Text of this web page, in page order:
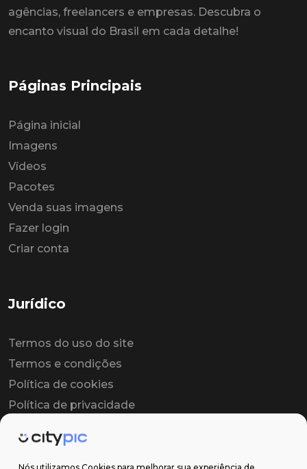
agências, freelancers e empresas. Descubra o
encanto visual do Brasil em cada detalhe!
Páginas Principais
Página inicial
Imagens
Vídeos
Pacotes
Venda suas imagens
Fazer login
Criar conta
Jurídico
Termos do uso do site
Termos e condições
Política de cookies
Política de privacidade
Contrato de licença